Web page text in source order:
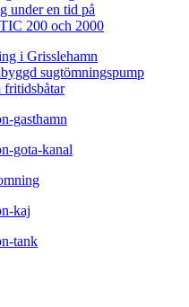
under en tid på
200 och 2000
sugtömningspump
fritidsbåtar